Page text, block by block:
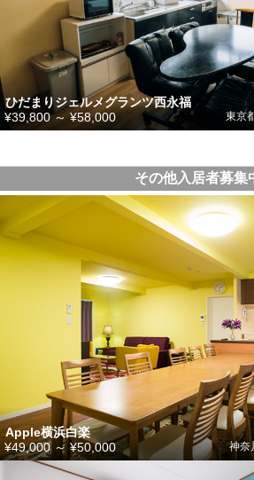
ひだまりジェルメグランツ西永福
東京
¥39,800～¥58,000
その他入居者募集
Apple横浜白楽
神奈
¥49,000～¥50,000